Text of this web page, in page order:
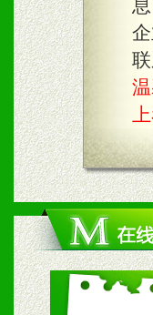
知名度
3、根据
具。
四、市
1、根据
2、根据
3、根据
息